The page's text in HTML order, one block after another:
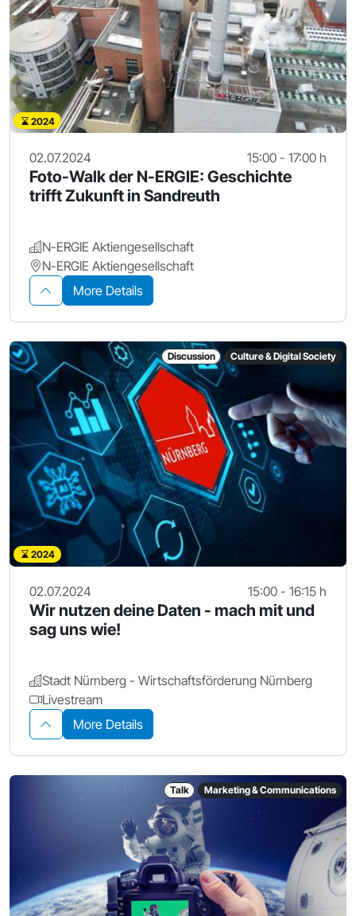
2024
02.07.2024 15:00 - 17:00 h
Foto-Walk der N-ERGIE: Geschichte
trifft Zukunft in Sandreuth
N-ERGIE Aktiengesellschaft
N-ERGIE Aktiengesellschaft
More Details
Discussion Culture & Digital Society
2024
02.07.2024 15:00 - 16:15 h
Wir nutzen deine Daten - mach mit und
sag uns wie!
Stadt Nürnberg - Wirtschaftsförderung Nürnberg
Livestream
More Details
Talk Marketing & Communications